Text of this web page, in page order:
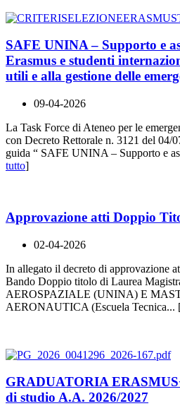
SAFE UNINA – Supporto e
Erasmus e studenti
utili e alla gestione delle
09-04-2026
La Task Force di Ateneo per le
con Decreto Rettorale n. 3121 del 04/
guida “ SAFE UNINA – Supporto e
tutto]
Approvazione atti Doppio
02-04-2026
In allegato il decreto di approvazione
Bando Doppio titolo di Laurea
AEROSPAZIALE (UNINA) E
AERONAUTICA (Escuela Tecnica...
GRADUATORIA
di studio A.A. 2026/2027